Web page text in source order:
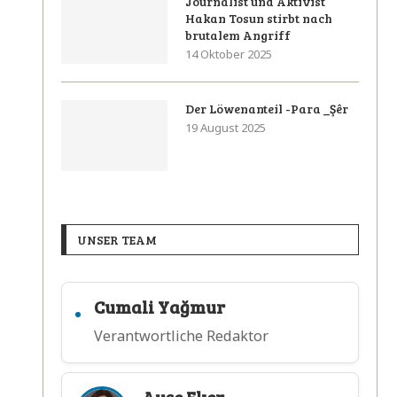
Hakan Tosun stirbt nach
brutalem Angriff
14 Oktober 2025
Der Löwenanteil -Para _Şêr
19 August 2025
UNSER TEAM
Cumali Yağmur
Verantwortliche Redaktor